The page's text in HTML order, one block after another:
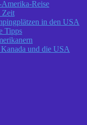
Reise
Zeit
in den USA
Tipps
und die USA